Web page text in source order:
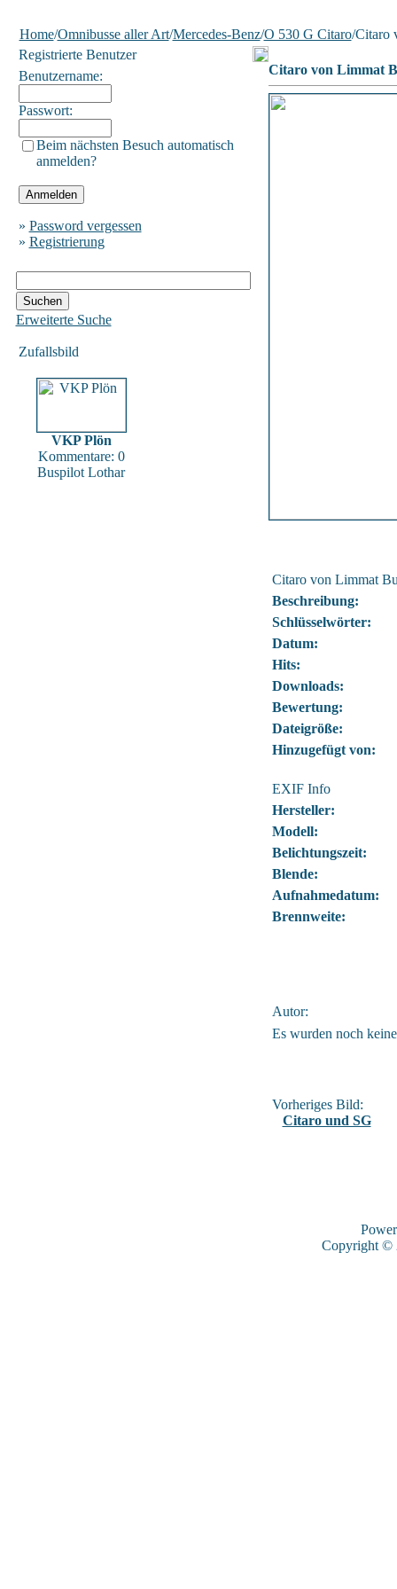
Home/Omnibusse aller Art/Mercedes-Benz/O 530 G Citaro/Citaro
Registrierte Benutzer
Benutzername:
Passwort:
Beim nächsten Besuch automatisch
anmelden?
» Password vergessen
» Registrierung
Erweiterte Suche
Zufallsbild
VKP Plön
Kommentare: 0
Buspilot Lothar
Citaro von Limmat
Citaro von Limmat
Beschreibung:
Schlüsselwörter:
Datum:
Hits:
Downloads:
Bewertung:
Dateigröße:
Hinzugefügt von:
EXIF Info
Hersteller:
Modell:
Belichtungszeit:
Blende:
Aufnahmedatum:
Brennweite:
Autor:
Es wurden noch
Vorheriges Bild:
Citaro und SG
Copyright ©